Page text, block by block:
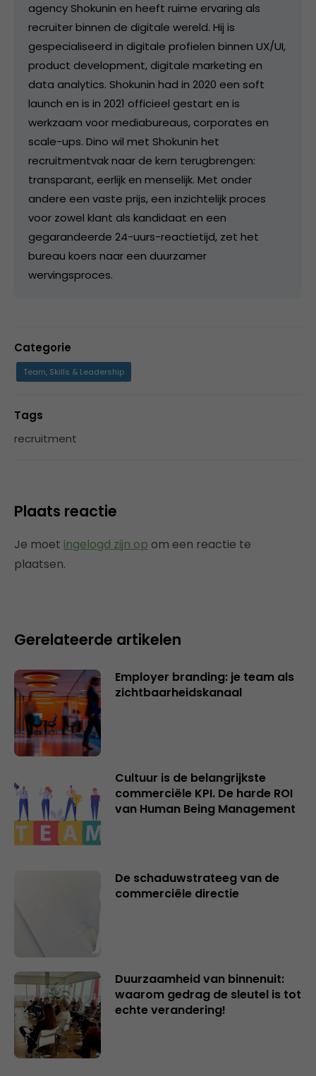
agency Shokunin en heeft ruime ervaring als
recruiter binnen de digitale wereld. Hij is
gespecialiseerd in digitale profielen binnen UX/UI,
product development, digitale marketing en
data analytics. Shokunin had in 2020 een soft
launch en is in 2021 officieel gestart en is
werkzaam voor mediabureaus, corporates en
scale-ups. Dino wil met Shokunin het
recruitmentvak naar de kern terugbrengen:
transparant, eerlijk en menselijk. Met onder
andere een vaste prijs, een inzichtelijk proces
voor zowel klant als kandidaat en een
gegarandeerde 24-uurs-reactietijd, zet het
bureau koers naar een duurzamer
wervingsproces.
Categorie
Team, Skills & Leadership
Tags
recruitment
Plaats reactie
Je moet ingelogd zijn op om een reactie te
plaatsen.
Gerelateerde artikelen
Employer branding: je team als
zichtbaarheidskanaal
Cultuur is de belangrijkste
commerciële KPI. De harde ROI
van Human Being Management
De schaduwstrateeg van de
commerciële directie
Duurzaamheid van binnenuit:
waarom gedrag de sleutel is tot
echte verandering!